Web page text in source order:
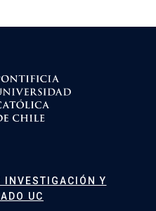
INVESTIGACIÓN Y
UC